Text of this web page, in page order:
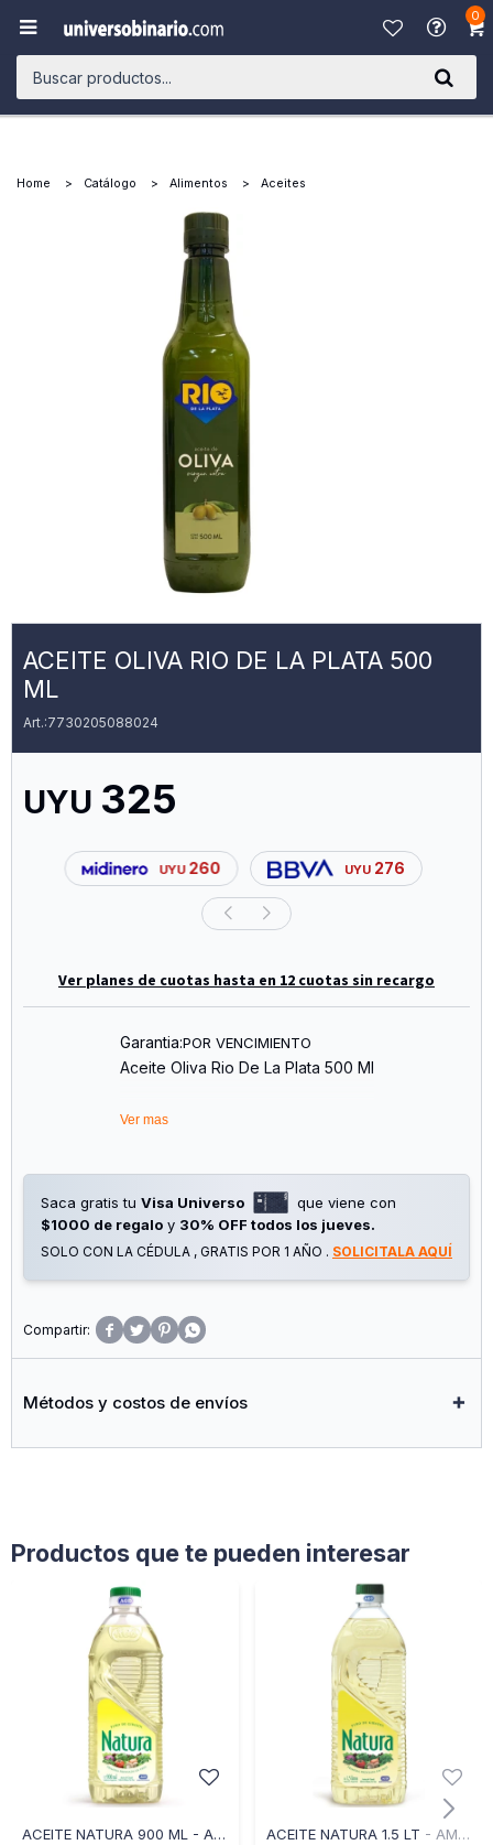
0

Home Catálogo Alimentos Aceites
ACEITE OLIVA RIO DE LA PLATA 500
ML
7730205088024
UYU 325
UYU 260 UYU 276
Ver planes de cuotas hasta en 12 cuotas sin recargo
Garantia:POR VENCIMIENTO
Aceite Oliva Rio De La Plata 500 Ml
Ver mas
Saca gratis tu Visa Universo
que viene con
$1000 de regalo y 30% OFF todos los jueves.
SOLO CON LA CÉDULA , GRATIS POR 1 AÑO . SOLICITALA AQUÍ
   
Métodos y costos de envíos
Productos que te pueden interesar
ACEITE NATURA 900 ML - AMARILLO ACEITE NATURA 1.5 LT - AMARILLO